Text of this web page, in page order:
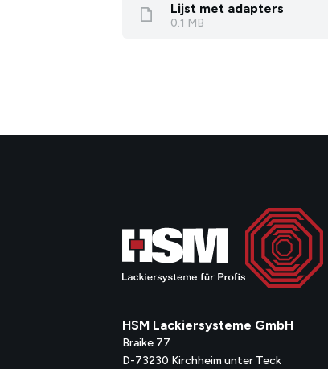
Lijst met adapters
0.1 MB
HSM Lackiersysteme GmbH
Braike 77
D-73230 Kirchheim unter Teck